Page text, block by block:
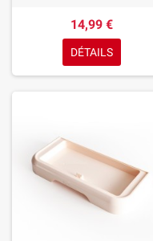
14,99 €
DÉTAILS